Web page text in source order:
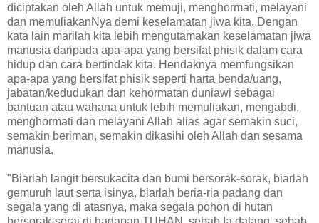
diciptakan oleh Allah untuk memuji, menghormati, melayani
dan memuliakanNya demi keselamatan jiwa kita. Dengan
kata lain marilah kita lebih mengutamakan keselamatan jiwa
manusia daripada apa-apa yang bersifat phisik dalam cara
hidup dan cara bertindak kita. Hendaknya memfungsikan
apa-apa yang bersifat phisik seperti harta benda/uang,
jabatan/kedudukan dan kehormatan duniawi sebagai
bantuan atau wahana untuk lebih memuliakan, mengabdi,
menghormati dan melayani Allah alias agar semakin suci,
semakin beriman, semakin dikasihi oleh Allah dan sesama
manusia.
"Biarlah langit bersukacita dan bumi bersorak-sorak, biarlah
gemuruh laut serta isinya, biarlah beria-ria padang dan
segala yang di atasnya, maka segala pohon di hutan